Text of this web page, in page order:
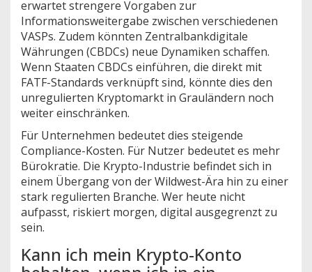
erwartet strengere Vorgaben zur
Informationsweitergabe zwischen verschiedenen
VASPs. Zudem könnten Zentralbankdigitale
Währungen (CBDCs) neue Dynamiken schaffen.
Wenn Staaten CBDCs einführen, die direkt mit
FATF-Standards verknüpft sind, könnte dies den
unregulierten Kryptomarkt in Grauländern noch
weiter einschränken.
Für Unternehmen bedeutet dies steigende
Compliance-Kosten. Für Nutzer bedeutet es mehr
Bürokratie. Die Krypto-Industrie befindet sich in
einem Übergang von der Wildwest-Ära hin zu einer
stark regulierten Branche. Wer heute nicht
aufpasst, riskiert morgen, digital ausgegrenzt zu
sein.
Kann ich mein Krypto-Konto